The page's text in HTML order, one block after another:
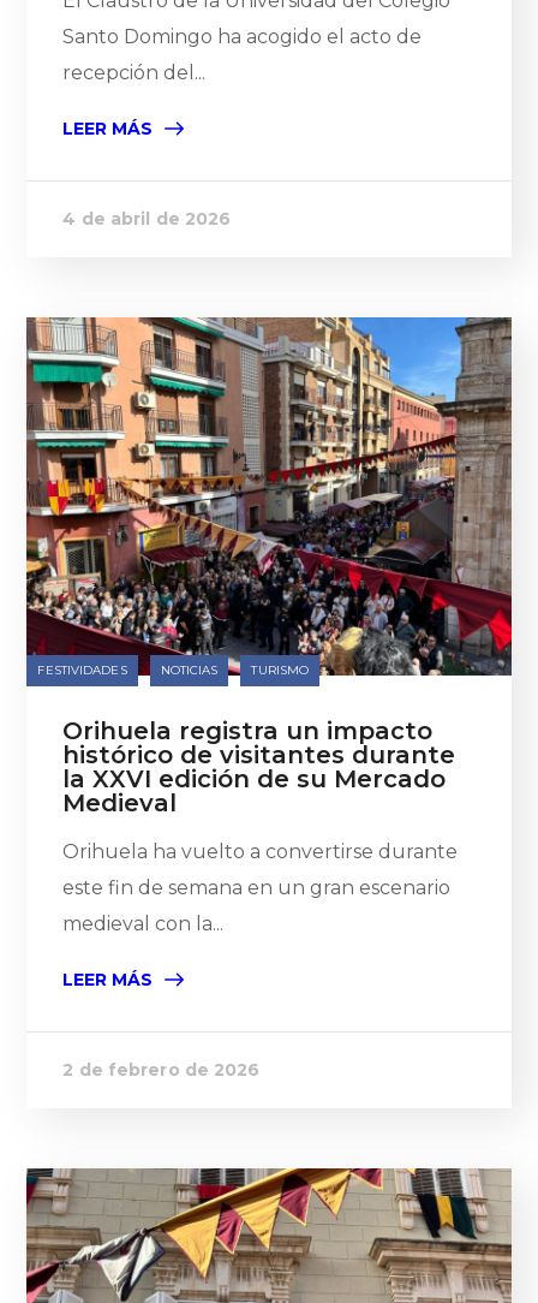
Santo Domingo ha acogido el acto de
recepción del...
LEER MÁS
4 de abril de 2026
FESTIVIDADES NOTICIAS TURISMO
Orihuela registra un impacto
histórico de visitantes durante
la XXVI edición de su Mercado
Medieval
Orihuela ha vuelto a convertirse durante
este fin de semana en un gran escenario
medieval con la...
LEER MÁS
2 de febrero de 2026